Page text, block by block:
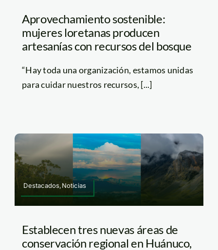
Aprovechamiento sostenible:
mujeres loretanas producen
artesanías con recursos del bosque
“Hay toda una organización, estamos unidas
para cuidar nuestros recursos, [...]
Destacados,Noticias
Establecen tres nuevas áreas de
conservación regional en Huánuco,